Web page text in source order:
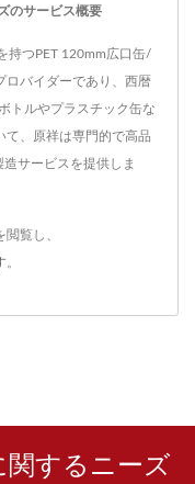
のサービス概要
持つPET 120mm広口缶/
ロバイダーであり、西暦
トルやプラスチック缶な
て、原祥は専門的で高品
サービスを提供しま
覧し、
。
関するニーズ